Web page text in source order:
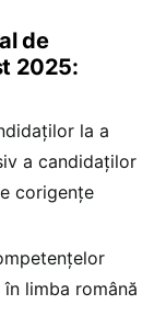
de
2025:
la a
a candidaților
corigențe
limba română